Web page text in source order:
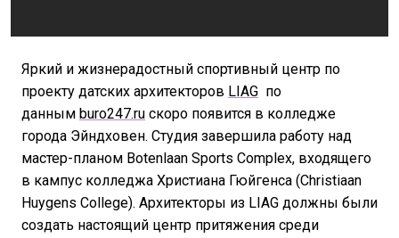
Яркий и жизнерадостный спортивный центр по
проекту датских архитекторов LIAG по
данным buro247.ru скоро появится в колледже
города Эйндховен. Студия завершила работу над
мастер-планом Botenlaan Sports Complex, входящего
в кампус колледжа Христиана Гюйгенса (Christiaan
Huygens College). Архитекторы из LIAG должны были
создать настоящий центр притяжения среди